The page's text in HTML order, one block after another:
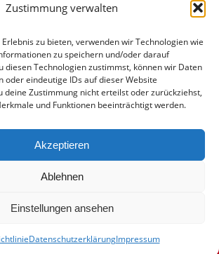
Zustimmung verwalten
zu bieten, verwenden wir Technologien wie
zu speichern und/oder darauf
diesen Technologien zustimmst, können wir Daten
oder eindeutige IDs auf dieser Website
deine Zustimmung nicht erteilst oder zurückziehst,
und Funktionen beeinträchtigt werden.
Akzeptieren
Ablehnen
Einstellungen ansehen
DatenschutzerklärungImpressum
So tickt Björn!
© VfR Wormatia Worms